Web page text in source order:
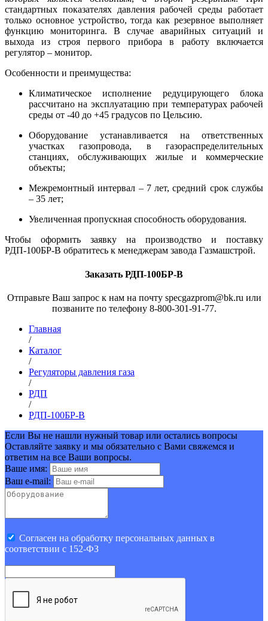
стандартных показателях давления рабочей среды работает
только основное устройство, тогда как резервное выполняет
функцию мониторинга. В случае аварийных ситуаций и
выхода из строя первого прибора в работу включается
регулятор – монитор.
Особенности и преимущества:
Климатическое исполнение редуцирующего блока
рассчитано на эксплуатацию при температурах рабочей
среды от -40 до +45 градусов по Цельсию.
Оборудование устанавливается на ответственных
участках газопровода, в газораспределительных
станциях, обслуживающих жилые и коммерческие
объекты;
Межремонтный интервал – 7 лет, средний срок службы
– 35 лет;
Увеличенная пропускная способность оборудования.
Чтобы оформить заявку на производство и поставку
РДП-100БР-В обратитесь к менеджерам завода Газмашстрой.
Заказать РДП-100БР-В
Отправьте Ваш запрос к нам на почту specgazprom@bk.ru или
позваните по телефону 8-800-301-91-77.
Главная
/
Каталог
/
Регуляторы давления газа
/
РДП
/
РДП-100БР-В
Если Вы не нашли нужный товар или остались вопросы
Оставляйте заявку и мы обязательно с Вами свяжемся и
ответим на все Ваши вопросы.
Ваше имя:
Ваш e-mail:
Cогласен на обработку персональных данных в
соответствии с 152-ФЗ